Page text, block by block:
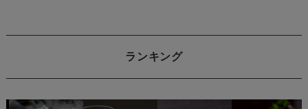
ランキング